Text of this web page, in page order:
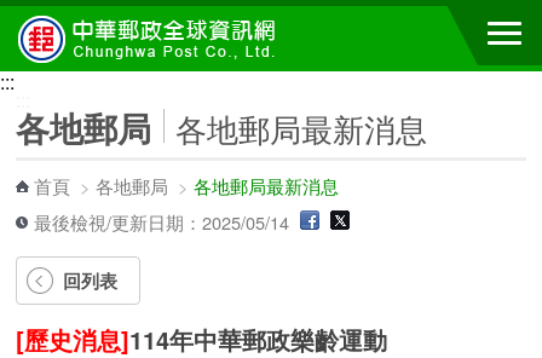
跳到主要內容區塊
:::
各地郵局 各地郵局最新消息
首頁 >各地郵局 >各地郵局最新消息
最後檢視/更新日期：2025/05/14
回列表
[歷史消息]114年中華郵政樂齡運動